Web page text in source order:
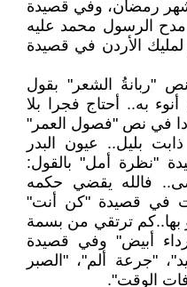
رمضان، وفي قصيدة
مدح الرسول محمد عليه
لمليك الأردن في قصيدة
"ربانةُ الشعر" بقول
به.. أحتاج فجرا بلا
في نص "فصول العمر"
بليل.. عيون البدر
"نظرة أمل" بالقول:
فالله يقضي حكمه
في قصيدة "كن أنت"
بها..كم ترتقي من بسمة
أبيض" وفي قصيدة
"جرعة ألم"، "الصبر
الوقت".